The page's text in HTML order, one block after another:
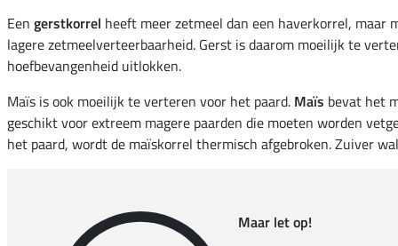
Een gerstkorrel heeft meer zetmeel dan een haverkorrel, maar
lagere zetmeelverteerbaarheid. Gerst is daarom moeilijk te
hoefbevangenheid uitlokken.
Maïs is ook moeilijk te verteren voor het paard. Maïs bevat het
geschikt voor extreem magere paarden die moeten worden
het paard, wordt de maïskorrel thermisch afgebroken. Zuiver
Maar let op!